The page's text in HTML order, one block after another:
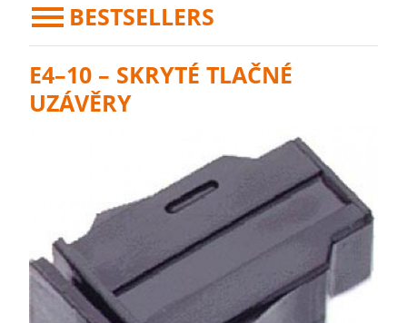
BESTSELLERS
E4–10 – SKRYTÉ TLAČNÉ
UZÁVĚRY